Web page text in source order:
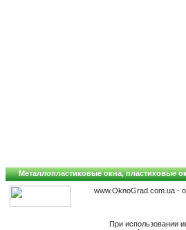
Металлопластиковые окна, пластиковые
www.OknoGrad.com.ua -
При использовании